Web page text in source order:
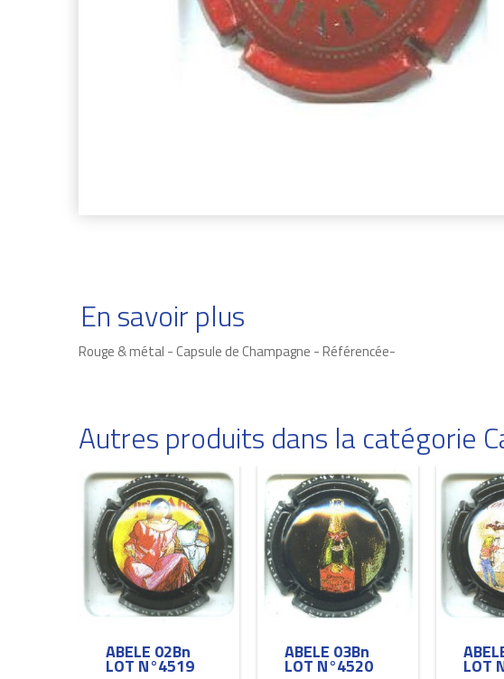
En savoir plus
Rouge & métal - Capsule de Champagne - Référencée-
Autres produits dans la catégorie
ABELE 02Bn
LOT N°4519
ABELE 03Bn
LOT N°4520 LOT